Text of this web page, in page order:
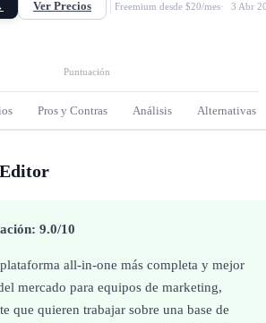
Ver Precios Freemium desde $20/mes 3 Abr
Puntuación
Pros y Contras Análisis Alternativas
9.0/10
all-in-one más completa y mejor
mercado para equipos de marketing,
que quieren trabajar sobre una base de